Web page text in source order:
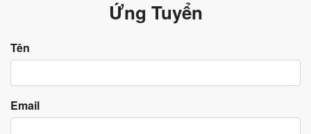
Ứng Tuyển
Tên
Email